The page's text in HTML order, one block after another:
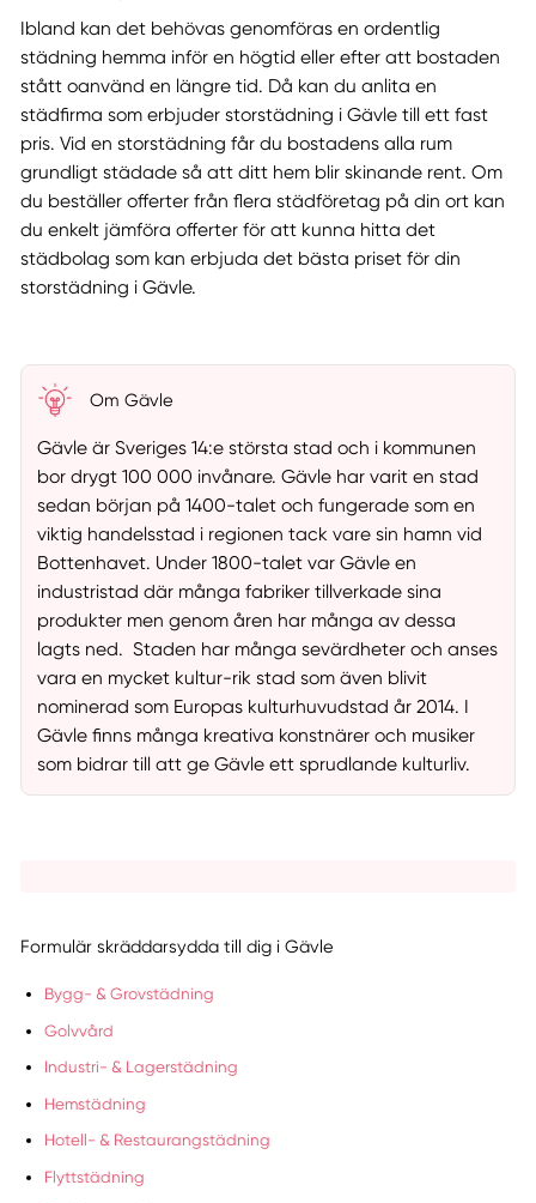
Ibland kan det behövas genomföras en ordentlig
städning hemma inför en högtid eller efter att bostaden
stått oanvänd en längre tid. Då kan du anlita en
städfirma som erbjuder storstädning i Gävle till ett fast
pris. Vid en storstädning får du bostadens alla rum
grundligt städade så att ditt hem blir skinande rent. Om
du beställer offerter från flera städföretag på din ort kan
du enkelt jämföra offerter för att kunna hitta det
städbolag som kan erbjuda det bästa priset för din
storstädning i Gävle.
Om Gävle
Gävle är Sveriges 14:e största stad och i kommunen
bor drygt 100 000 invånare. Gävle har varit en stad
sedan början på 1400-talet och fungerade som en
viktig handelsstad i regionen tack vare sin hamn vid
Bottenhavet. Under 1800-talet var Gävle en
industristad där många fabriker tillverkade sina
produkter men genom åren har många av dessa
lagts ned. Staden har många sevärdheter och anses
vara en mycket kultur-rik stad som även blivit
nominerad som Europas kulturhuvudstad år 2014. I
Gävle finns många kreativa konstnärer och musiker
som bidrar till att ge Gävle ett sprudlande kulturliv.
Formulär skräddarsydda till dig i Gävle
Bygg- & Grovstädning
Golvvård
Industri- & Lagerstädning
Hemstädning
Hotell- & Restaurangstädning
Flyttstädning